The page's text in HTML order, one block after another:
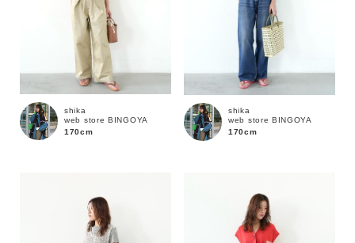
ブランド
shika
web store BINGOYA
170cm
shika
web store BINGOYA
170cm